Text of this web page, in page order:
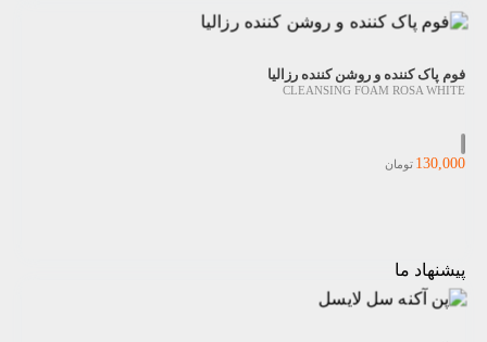
فوم پاک کننده و روشن کننده رزالیا
CLEANSING FOAM ROSA WHITE
130,000 تومان
پیشنهاد ما